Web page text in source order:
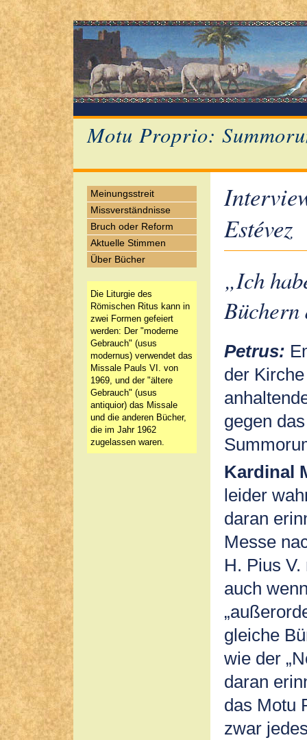
Motu Proprio:
Meinungsstreit
Missverständnisse
Bruch oder Reform
Aktuelle Stimmen
Über Bücher
Die Liturgie des
Römischen Ritus kann in
zwei Formen gefeiert
werden: Der "moderne
Gebrauch" (usus
modernus) verwendet das
Missale Pauls VI. von
1969, und der "ältere
Gebrauch" (usus
antiquior) das Missale
und die anderen Bücher,
die im Jahr 1962
zugelassen waren.
Estévez
„Ich
Büchern
Petrus:
der
gegen
Kardinal
leider
daran
Messe
H. Pius
auch
gleiche
wie der
daran
das Motu
zwar